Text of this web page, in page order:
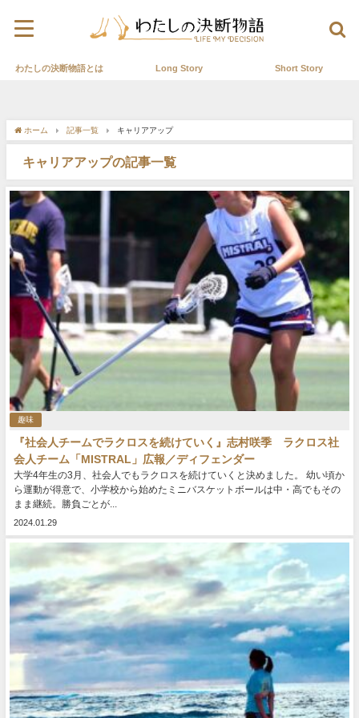
わたしの決断物語とは Long Story Short Story
ホーム 記事一覧 キャリアアップ
キャリアアップの記事一覧
趣味
『社会人チームでラクロスを続けていく』志村咲季 ラクロス社
会人チーム「MISTRAL」広報／ディフェンダー
大学4年生の3月、社会人でもラクロスを続けていくと決めました。 幼い頃か
ら運動が得意で、小学校から始めたミニバスケットボールは中・高でもその
まま継続。勝負ごとが...
2024.01.29